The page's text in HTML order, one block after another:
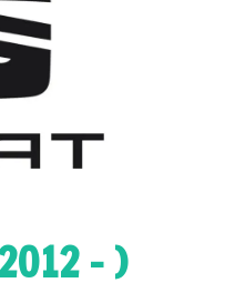
- )